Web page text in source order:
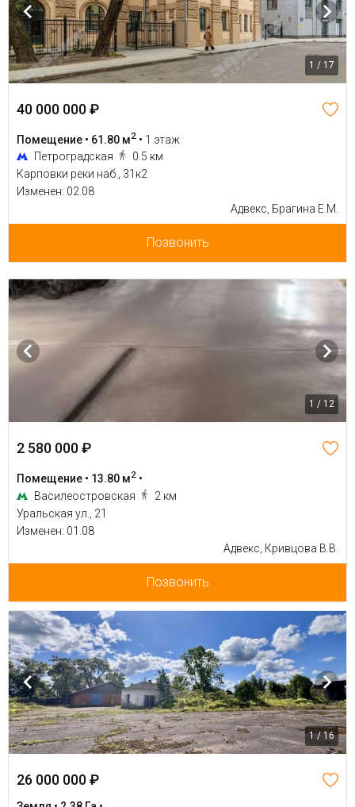
1 / 17
40 000 000 ₽
Помещение • 61.80 м2 • 1 этаж
Петроградская
0.5 км
Карповки реки наб., 31к2
Изменен: 02.08
Адвекс, Брагина Е.М.
Позвонить
1 / 12
2 580 000 ₽
Помещение • 13.80 м2 •
Василеостровская
2 км
Уральская ул., 21
Изменен: 01.08
Адвекс, Кривцова В.В.
Позвонить
1 / 16
26 000 000 ₽